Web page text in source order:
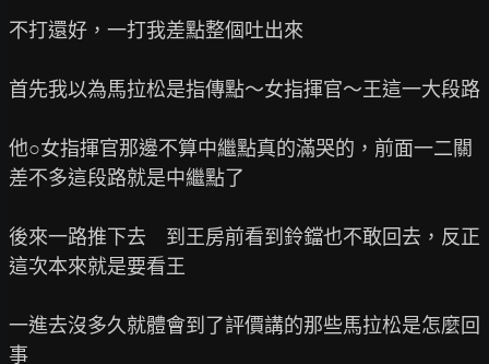
不打還好，一打我差點整個吐出來
首先我以為馬拉松是指傳點～女指揮官～王這一大段路
他○女指揮官那邊不算中繼點真的滿哭的，前面一二關
差不多這段路就是中繼點了
後來一路推下去　到王房前看到鈴鐺也不敢回去，反正
這次本來就是要看王
一進去沒多久就體會到了評價講的那些馬拉松是怎麼回
事